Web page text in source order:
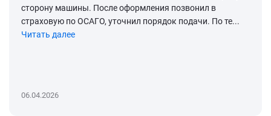
сторону машины. После оформления позвонил в
страховую по ОСАГО, уточнил порядок подачи. По те...
Читать далее
06.04.2026